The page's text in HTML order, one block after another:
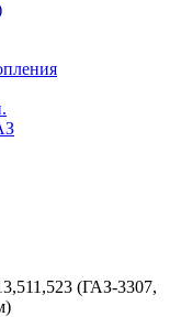
(ГАЗ-3307,